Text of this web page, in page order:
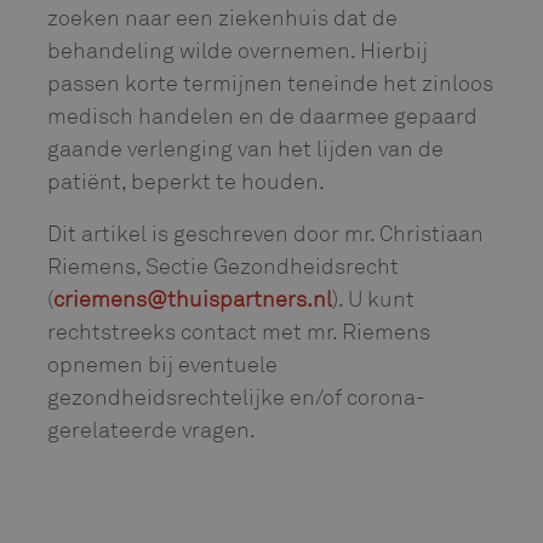
zoeken naar een ziekenhuis dat de
behandeling wilde overnemen. Hierbij
passen korte termijnen teneinde het zinloos
medisch handelen en de daarmee gepaard
gaande verlenging van het lijden van de
patiënt, beperkt te houden.
Dit artikel is geschreven door mr. Christiaan
Riemens, Sectie Gezondheidsrecht
(criemens@thuispartners.nl). U kunt
rechtstreeks contact met mr. Riemens
opnemen bij eventuele
gezondheidsrechtelijke en/of corona-
gerelateerde vragen.